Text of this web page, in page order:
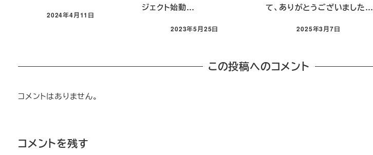
2024年4月11日
ジェクト始動…
2023年5月25日
て、ありがとうございました…
2025年3月7日
この投稿へのコメント
コメントはありません。
コメントを残す